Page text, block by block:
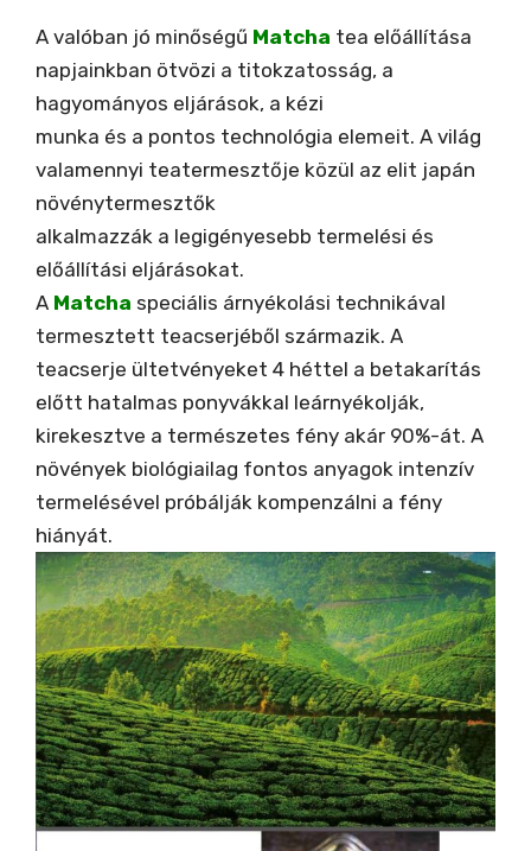
A valóban jó minőségű Matcha tea előállítása
napjainkban ötvözi a titokzatosság, a
hagyományos eljárások, a kézi
munka és a pontos technológia elemeit. A világ
valamennyi teatermesztője közül az elit japán
növénytermesztők
alkalmazzák a legigényesebb termelési és
előállítási eljárásokat.
A Matcha speciális árnyékolási technikával
termesztett teacserjéből származik. A
teacserje ültetvényeket 4 héttel a betakarítás
előtt hatalmas ponyvákkal leárnyékolják,
kirekesztve a természetes fény akár 90%-át. A
növények biológiailag fontos anyagok intenzív
termelésével próbálják kompenzálni a fény
hiányát.